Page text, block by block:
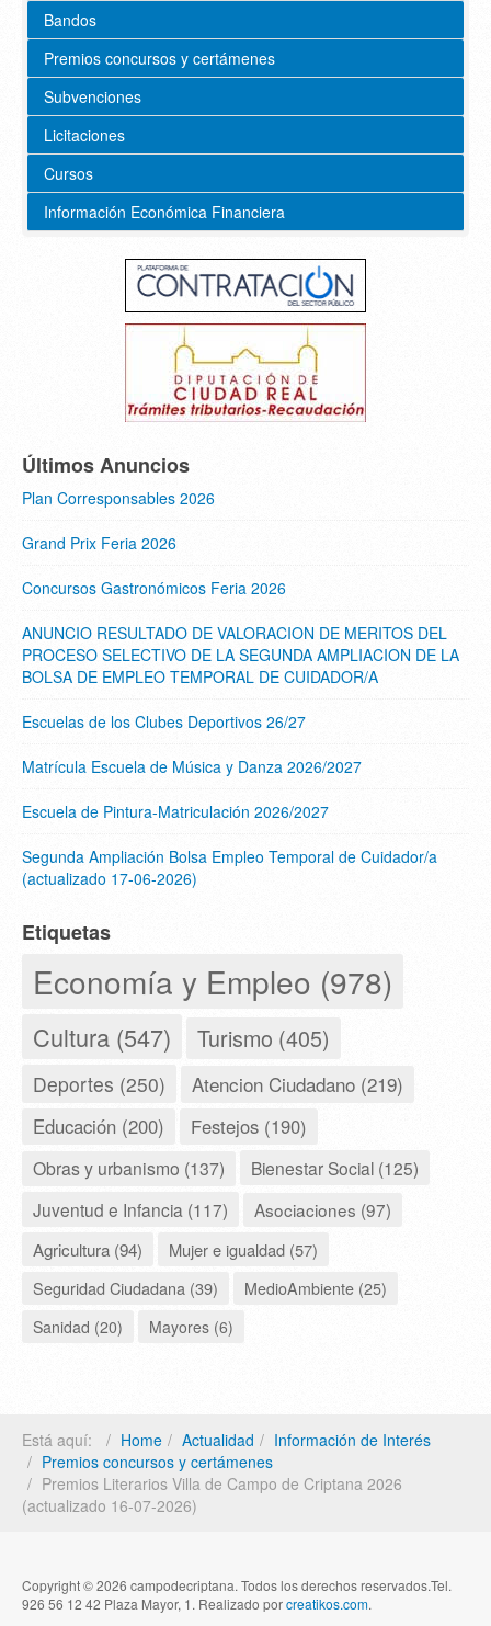
Bandos
Premios concursos y certámenes
Subvenciones
Licitaciones
Cursos
Información Económica Financiera
Últimos Anuncios
Plan Corresponsables 2026
Grand Prix Feria 2026
Concursos Gastronómicos Feria 2026
ANUNCIO RESULTADO DE VALORACION DE MERITOS DEL
PROCESO SELECTIVO DE LA SEGUNDA AMPLIACION DE LA
BOLSA DE EMPLEO TEMPORAL DE CUIDADOR/A
Escuelas de los Clubes Deportivos 26/27
Matrícula Escuela de Música y Danza 2026/2027
Escuela de Pintura-Matriculación 2026/2027
Segunda Ampliación Bolsa Empleo Temporal de Cuidador/a
(actualizado 17-06-2026)
Etiquetas
Economía y Empleo (978)
Cultura (547) Turismo (405)
Deportes (250) Atencion Ciudadano (219)
Educación (200) Festejos (190)
Obras y urbanismo (137)
Bienestar Social (125)
Juventud e Infancia (117)
Asociaciones (97)
Agricultura (94)
Mujer e igualdad (57)
Seguridad Ciudadana (39)
MedioAmbiente (25)
Sanidad (20)
Mayores (6)
Está aquí: Home Actualidad
Información de Interés
Premios concursos y certámenes
Premios Literarios Villa de Campo de Criptana 2026
(actualizado 16-07-2026)
Copyright © 2026 campodecriptana. Todos los derechos reservados.Tel.
926 56 12 42 Plaza Mayor, 1. Realizado porcreatikos.com.